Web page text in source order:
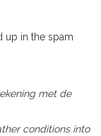
up in the spam
met de
conditions into